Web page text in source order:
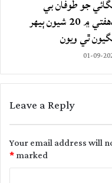
جو طوفان بي
قابو،هفتي ۾ 20 شيون ٻيهر
ٿي ويون
01-09-
Leave a Reply
Your email address will
marked
*